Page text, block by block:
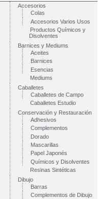
Accesorios
Colas
Accesorios Varios Usos
Productos Químicos y
Disolventes
Barnices y Mediums
Aceites
Barnices
Esencias
Mediums
Caballetes
Caballetes de Campo
Caballetes Estudio
Conservación y Restauración
Adhesivos
Complementos
Dorado
Mascarillas
Papel Japonés
Químicos y Disolventes
Resinas Sintéticas
Dibujo
Barras
Complementos de Dibujo